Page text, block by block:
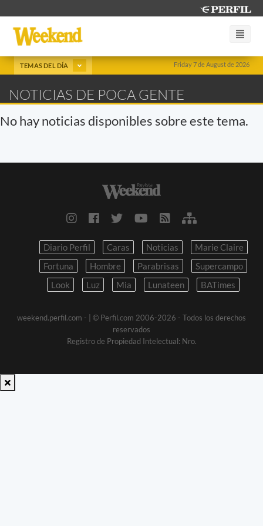
Friday 7 de August de 2026
TEMAS DEL DÍA
NOTICIAS DE POCA GENTE
No hay noticias disponibles sobre este tema.
Diario Perfil Caras Noticias
Marie Claire
Fortuna
Hombre Parabrisas
Supercampo
Look
Luz Mia Lunateen BATimes
weekend.perfil.com -
| © Perfil.com 2006-2026 - Todos los derechos
reservados
Registro de Propiedad Intelectual: Nro.